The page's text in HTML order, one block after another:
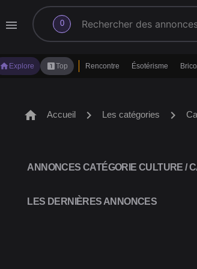
menu 0
search
home Explore looks_oneTop Rencontre Ésotérisme
home Accueil chevron_right Les catégories chevron_right
ANNONCES CATÉGORIE CULTURE /
LES DERNIÈRES ANNONCES